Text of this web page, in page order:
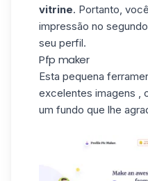
vitrine. Portanto,
impressão no
seu perfil.
Pfp maker
Esta pequena
excelentes imagens ,
um fundo que lhe